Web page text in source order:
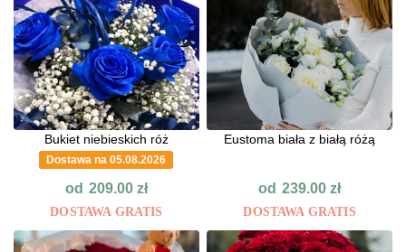
Bukiet niebieskich róż
Dostawa na 05.08.2026
od 209.00 zł
DOSTAWA GRATIS
Eustoma biała z białą różą
od 239.00zł
DOSTAWA GRATIS